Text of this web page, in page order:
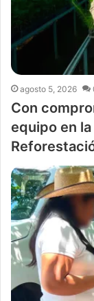
agosto 5, 2026
Con
equipo en